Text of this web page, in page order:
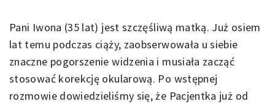
Pani Iwona (35 lat) jest szczęśliwą matką. Już osiem
lat temu podczas ciąży, zaobserwowała u siebie
znaczne pogorszenie widzenia i musiała zacząć
stosować korekcję okularową. Po wstępnej
rozmowie dowiedzieliśmy się, że Pacjentka już od